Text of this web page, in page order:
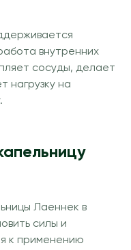
внутренних
сосуды, делает
нагрузку на
Лаеннек в
силы и
к применению